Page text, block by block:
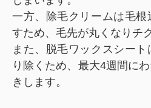
一方、除毛クリームは毛
すため、毛先が丸くなりチ
また、脱毛ワックスシー
り除くため、最大4週間に
きします。